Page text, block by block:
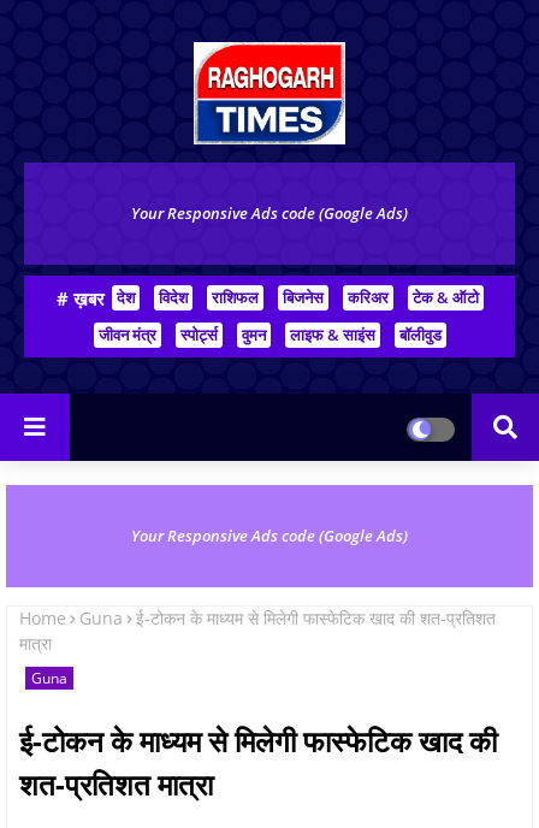
Your Responsive Ads code (Google Ads)
# ख़बर देश विदेश राशिफल बिजनेस करिअर
टेक & ऑटो
जीवन मंत्र
स्पोर्ट्स वुमन लाइफ & साइंस बॉलीवुड
Your Responsive Ads code (Google Ads)
Home Guna
ई-टोकन के माध्‍यम से मिलेगी फास्‍फेटिक खाद की शत-प्रतिशत
मात्रा
Guna
ई-टोकन के माध्‍यम से मिलेगी फास्‍फेटिक खाद की
शत-प्रतिशत मात्रा